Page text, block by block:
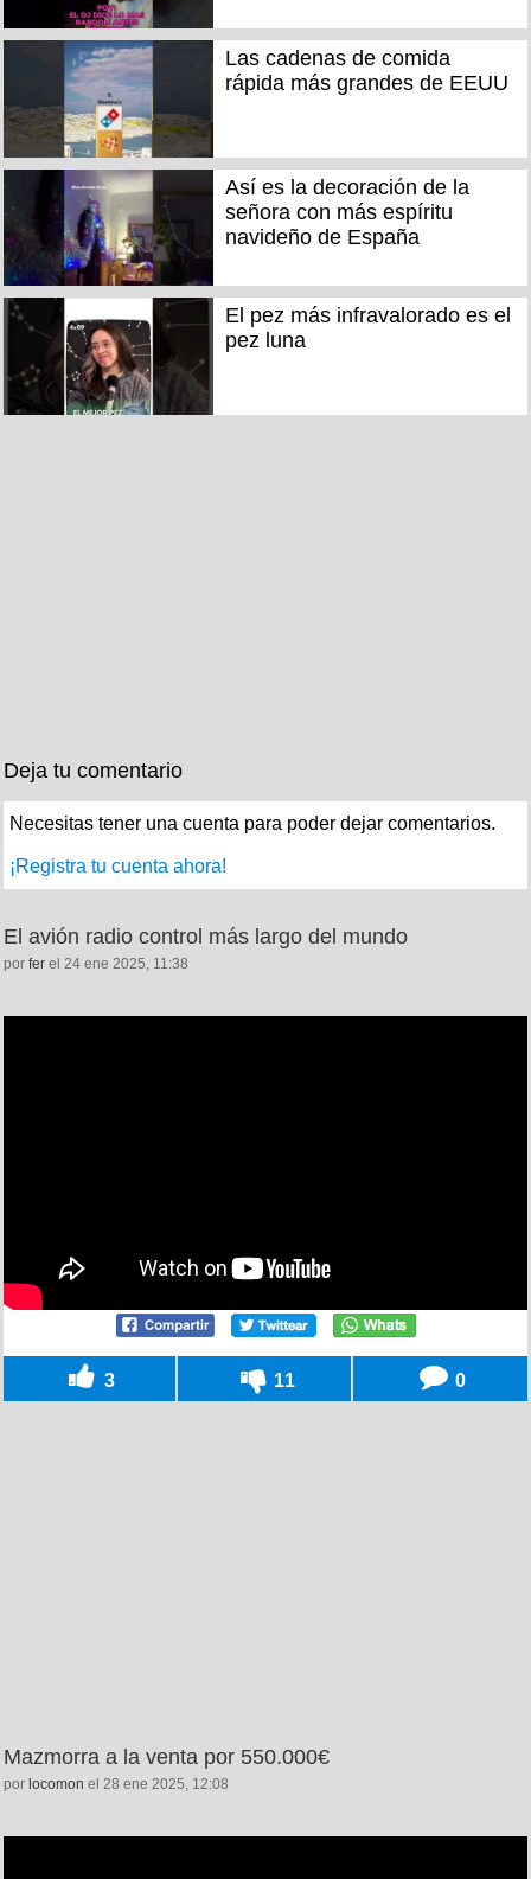
Las cadenas de comida
rápida más grandes de EEUU
Así es la decoración de la
señora con más espíritu
navideño de España
El pez más infravalorado es el
pez luna
Deja tu comentario
Necesitas tener una cuenta para poder dejar comentarios.
¡Registra tu cuenta ahora!
El avión radio control más largo del mundo
por fer el 24 ene 2025, 11:38
3 11 0
Mazmorra a la venta por 550.000€
por locomon el 28 ene 2025, 12:08